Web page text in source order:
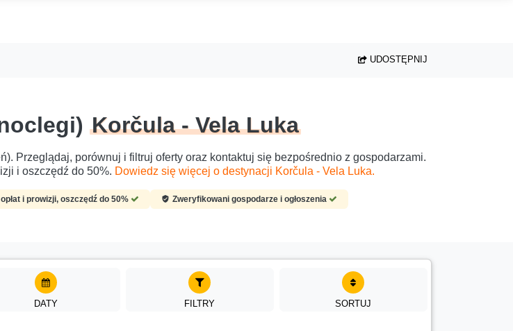
UDOSTĘPNIJ
Korčula - Vela Luka
Przeglądaj, porównuj i filtruj oferty oraz kontaktuj się bezpośrednio z gospodarzami.
i oszczędź do 50%. Dowiedz się więcej o destynacji Korčula - Vela Luka.
i prowizji, oszczędź do 50% Zweryfikowani gospodarze i ogłoszenia
DATY FILTRY SORTUJ